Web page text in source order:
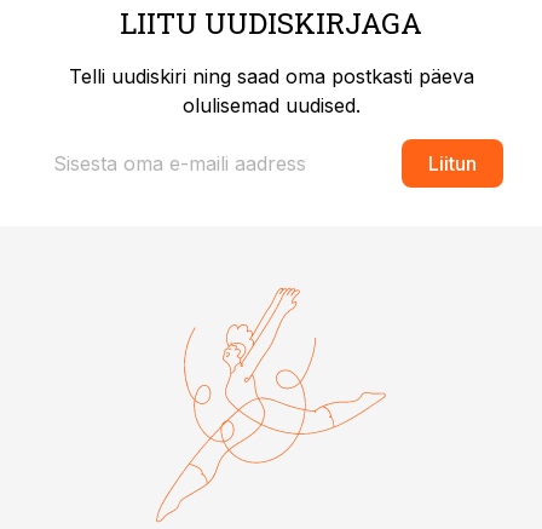
LIITU UUDISKIRJAGA
Telli uudiskiri ning saad oma postkasti päeva
olulisemad uudised.
Liitun